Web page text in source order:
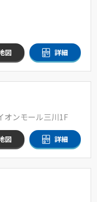
図 詳細
ンモール三川1F
図 詳細